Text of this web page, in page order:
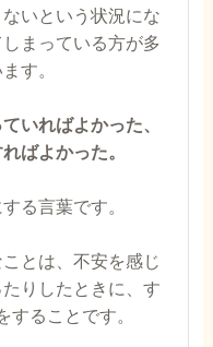
いという状況にな
まっている方が多
す。
いればよかった、
ばよかった。
る言葉です。
とは、不安を感じ
りしたときに、す
することです。